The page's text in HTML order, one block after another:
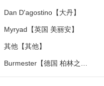
Dan D'agostino【大丹】
Myryad【英国 美丽安】
其他【其他】